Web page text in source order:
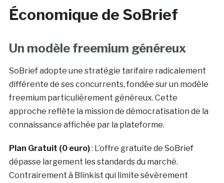
Économique de SoBrief
Un modèle freemium généreux
SoBrief adopte une stratégie tarifaire radicalement
différente de ses concurrents, fondée sur un modèle
freemium particulièrement généreux. Cette
approche reflète la mission de démocratisation de la
connaissance affichée par la plateforme.
Plan Gratuit (0 euro): L’offre gratuite de SoBrief
dépasse largement les standards du marché.
Contrairement à Blinkist qui limite sévèrement